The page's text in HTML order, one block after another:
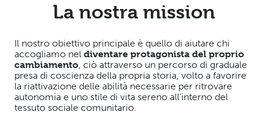
La nostra mission
Il nostro obiettivo principale è quello di aiutare chi
accogliamo nel diventare protagonista del proprio
cambiamento , ciò attraverso un percorso di graduale
presa di coscienza della propria storia, volto a favorire
la riattivazione delle abilità necessarie per ritrovare
autonomia e uno stile di vita sereno all’interno del
tessuto sociale comunitario.